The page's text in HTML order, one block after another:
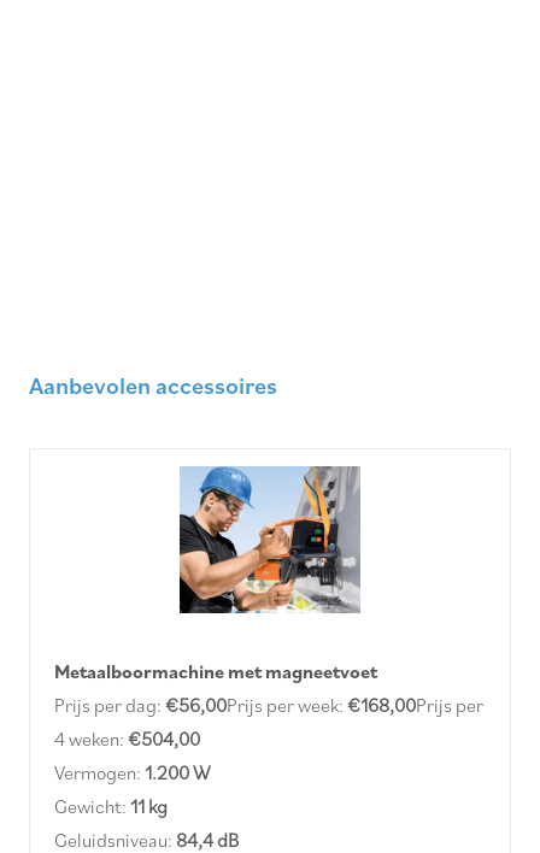
Aanbevolen accessoires
Metaalboormachine met magneetvoet
Prijs per dag: €56,00Prijs per week: €168,00Prijs per
4 weken: €504,00
Vermogen: 1.200 W
Gewicht: 11 kg
Geluidsniveau: 84,4 dB